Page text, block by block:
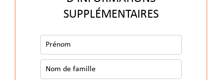
SUPPLÉMENTAIRES